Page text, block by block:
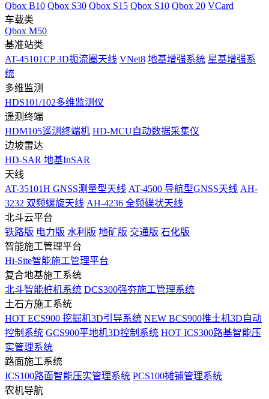
Qbox B10 Qbox S30 Qbox S15 Qbox S10 Qbox 20 VCard
车载类
Qbox M50
基准站类
AT-45101CP 3D扼流圈天线 VNet8 地基增强系统 星基增强系
统
多维监测
HDS101/102多维监测仪
遥测终端
HDM105遥测终端机 HD-MCU自动数据采集仪
边坡雷达
HD-SAR 地基InSAR
天线
AT-35101H GNSS测量型天线 AT-4500 导航型GNSS天线 AH-
3232 双频螺旋天线 AH-4236 全频碟状天线
北斗云平台
铁路版 电力版 水利版 地矿版 交通版 石化版
智能施工管理平台
Hi-Site智能施工管理平台
复合地基施工系统
北斗智能桩机系统 DCS300强夯施工管理系统
土石方施工系统
HOT ECS900 挖掘机3D引导系统 NEW BCS900推土机3D自动
控制系统 GCS900平地机3D控制系统 HOT ICS300路基智能压
实管理系统
路面施工系统
ICS100路面智能压实管理系统 PCS100摊铺管理系统
农机导航